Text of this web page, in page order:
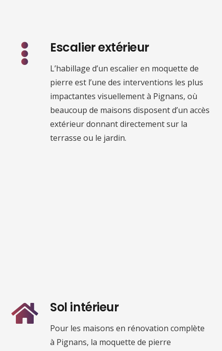
Escalier extérieur
L’habillage d’un escalier en moquette de
pierre est l’une des interventions les plus
impactantes visuellement à Pignans, où
beaucoup de maisons disposent d’un accès
extérieur donnant directement sur la
terrasse ou le jardin.
Sol intérieur
Pour les maisons en rénovation complète
à Pignans, la moquette de pierre